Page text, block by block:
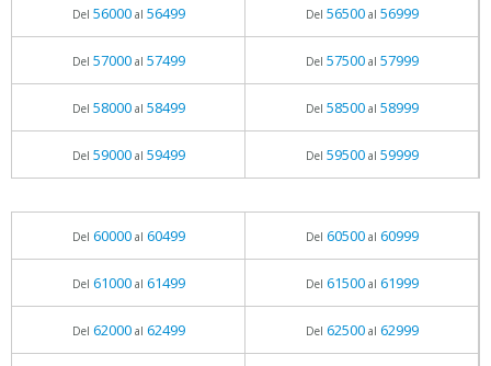
Del 56000al 56499 Del 56500al 56999
Del 57000al 57499 Del 57500al 57999
Del 58000al 58499 Del 58500al 58999
Del 59000al 59499 Del 59500al 59999
Del 60000al 60499 Del 60500al 60999
Del 61000al 61499 Del 61500al 61999
Del 62000al 62499 Del 62500al 62999